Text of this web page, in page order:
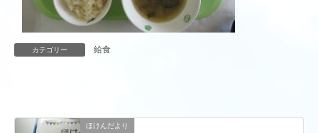
カテゴリー 給食
ほけんだより